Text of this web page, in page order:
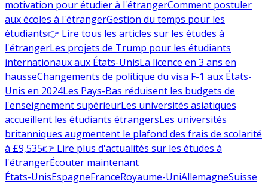
motivation pour étudier à l'étrangerComment postuler
aux écoles à l'étrangerGestion du temps pour les
étudiants👉 Lire tous les articles sur les études à
l'étrangerLes projets de Trump pour les étudiants
internationaux aux États-UnisLa licence en 3 ans en
hausseChangements de politique du visa F-1 aux États-
Unis en 2024Les Pays-Bas réduisent les budgets de
l'enseignement supérieurLes universités asiatiques
accueillent les étudiants étrangersLes universités
britanniques augmentent le plafond des frais de scolarité
à £9,535👉 Lire plus d'actualités sur les études à
l'étrangerÉcouter maintenant
États-UnisEspagneFranceRoyaume-UniAllemagneSuisse